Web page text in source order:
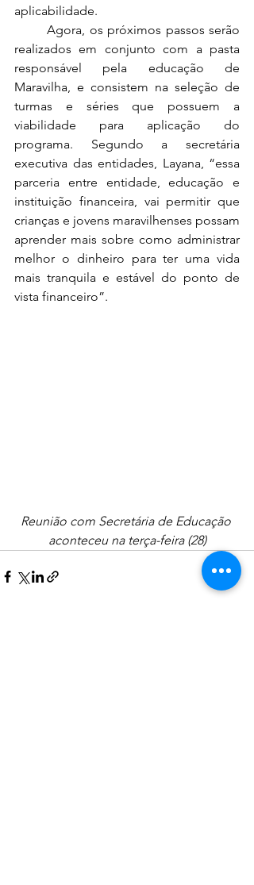
aplicabilidade.
	Agora, os próximos passos serão
realizados em conjunto com a pasta
responsável pela educação de
Maravilha, e consistem na seleção de
turmas e séries que possuem a
viabilidade para aplicação do
programa. Segundo a secretária
executiva das entidades, Layana, “essa
parceria entre entidade, educação e
instituição financeira, vai permitir que
crianças e jovens maravilhenses possam
aprender mais sobre como administrar
melhor o dinheiro para ter uma vida
mais tranquila e estável do ponto de
vista financeiro”.
Reunião com Secretária de Educação
aconteceu na terça-feira (28)